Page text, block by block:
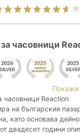
часовници
Покажи
часовници Reaction
на българския
като основава
двадесет години